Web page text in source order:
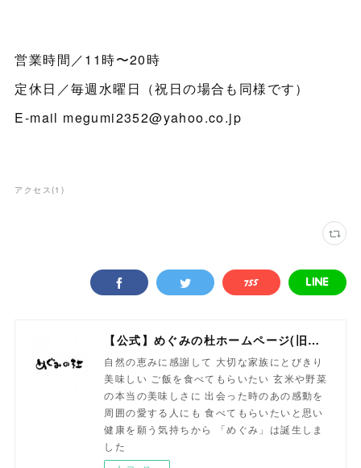
営業時間／11時〜20時
定休日／毎週水曜日（祝日の場合も同様です）
E-mail megumi2352@yahoo.co.jp
アクセス(1 )
【公式】めぐみの杜ホームページ(旧自然食工房）
自然の恵みに感謝して 大切な家族にとびきり
美味しい ご飯を食べてもらいたい 玄米や野菜
の本当の美味しさに 出会った時のあの感動を
周囲の愛する人にも 食べてもらいたいと思い
健康を願う気持ちから 「めぐみ」は誕生しま
した